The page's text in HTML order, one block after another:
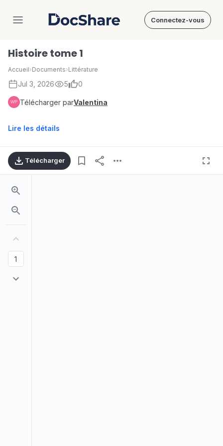
DocShare Connectez-vous
Histoire tome 1
Accueil›Documents›Littérature
Jul 3, 2026 5 0
Télécharger parValentina
Lire les détails
Télécharger